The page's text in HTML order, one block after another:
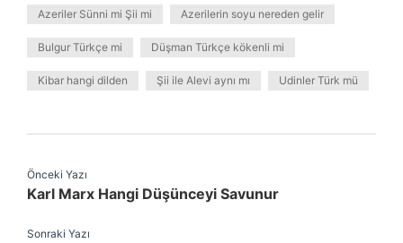
Azeriler Sünni mi Şii mi Azerilerin soyu nereden gelir
Bulgur Türkçe mi Düşman Türkçe kökenli mi
Kibar hangi dilden Şii ile Alevi aynı mı Udinler Türk mü
Önceki Yazı
Karl Marx Hangi Düşünceyi Savunur
Sonraki Yazı